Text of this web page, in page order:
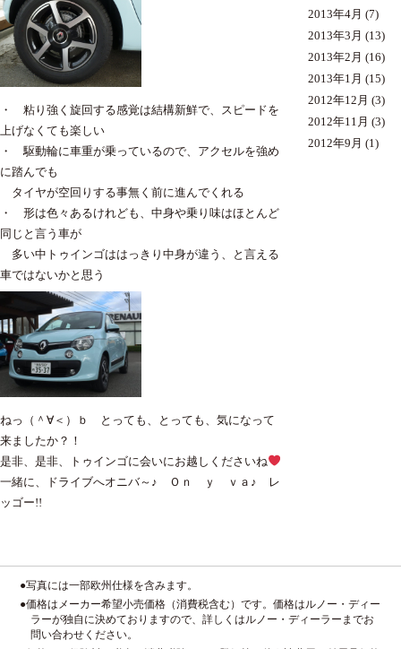
・ 粘り強く旋回する感覚は結構新鮮で、スピードを
上げなくても楽しい
・ 駆動輪に車重が乗っているので、アクセルを強め
に踏んでも
タイヤが空回りする事無く前に進んでくれる
・ 形は色々あるけれども、中身や乗り味はほとんど
同じと言う車が
多い中トゥインゴははっきり中身が違う、と言える
車ではないかと思う
ねっ（＾∀＜）ｂ とっても、とっても、気になって
来ましたか？！
是非、是非、トゥインゴに会いにお越しくださいね
一緒に、ドライブへオニバ～♪
Ｏｎ ｙ ｖａ♪ レ
ッゴー!!
2013年4月 (7)
2013年3月 (13)
2013年2月 (16)
2013年1月 (15)
2012年12月 (3)
2012年11月 (3)
2012年9月 (1)
●写真には一部欧州仕様を含みます。
●価格はメーカー希望小売価格（消費税含む）です。価格はルノー・ディー
ラーが独自に決めておりますので、詳しくはルノー・ディーラーまでお
問い合わせください。